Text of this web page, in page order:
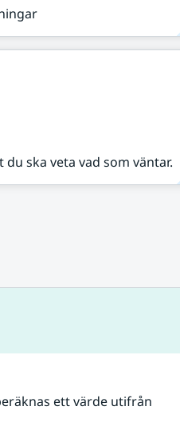
ska veta vad som väntar.
ett värde utifrån